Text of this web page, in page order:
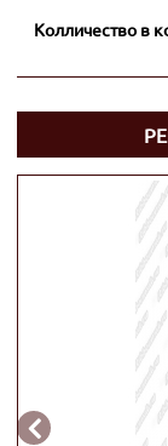
Колличество в
